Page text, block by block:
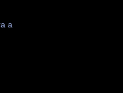
a